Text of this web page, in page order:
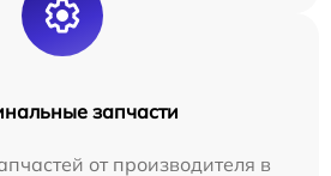
запчасти
от производителя в